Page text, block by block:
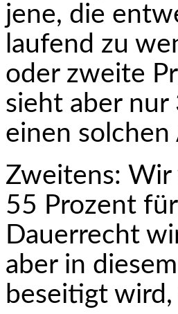
jene, die
laufend zu
oder zweite
sieht aber nur
einen
Zweitens: Wir
55 Prozent
Dauerrecht
aber in
beseitigt